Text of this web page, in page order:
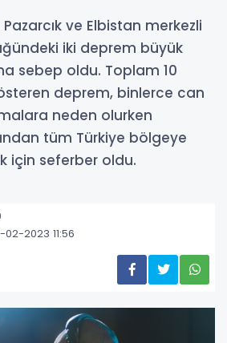
ve Elbistan merkezli
iki deprem büyük
sebep oldu. Toplam 10
deprem, binlerce can
neden olurken
tüm Türkiye bölgeye
için seferber oldu.
2023 11:56